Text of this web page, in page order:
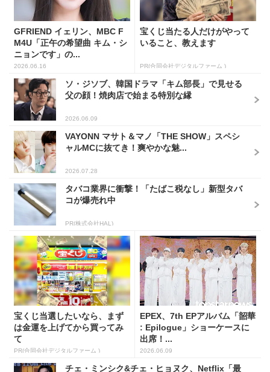
GFRIEND イェリン、MBC F
M4U「正午の希望曲 キム・シ
ニョンです」の...
2026.06.16
宝くじ当たる人だけがやって
いること、教えます
PR(合同会社デジタルファーム )
ソ・ジソブ、韓国ドラマ「キム部長」で見せる
父の顔！焼肉店で始まる特別な縁
2026.06.09
VAYONN マサト＆マノ「THE SHOW」スペシ
ャルMCに抜てき！爽やかな魅...
2026.07.28
タバコ業界に衝撃！「たばこ税なし」新型タバ
コが爆売れ中
PR(株式会社HAL)
宝くじ当選したいなら、まず
は金運を上げてから買ってみ
て
PR(合同会社デジタルファーム )
EPEX、7th EPアルバム「韶華
: Epilogue」ショーケースに
出席！...
2026.06.09
チェ・ミンシク&チェ・ヒョヌク、Netflix「最